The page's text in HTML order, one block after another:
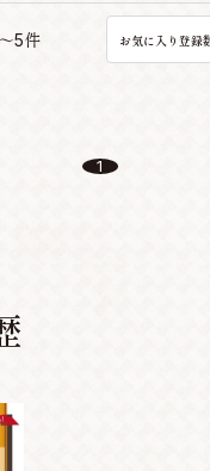
5件 お気に入り登録
1